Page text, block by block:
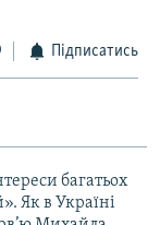
Підписатись
багатьох
Як в Україні